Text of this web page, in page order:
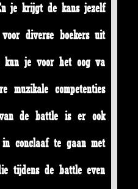
je krijgt de kans jezelf
diverse boekers uit
kun je voor het oog va
muzikale competenties
de battle is er ook
conclaaf te gaan met
tijdens de battle even